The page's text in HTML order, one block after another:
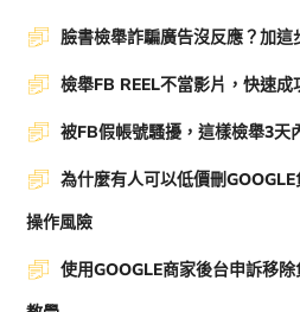
臉書檢舉詐騙廣告沒反應？加這
檢舉FB REEL不當影片，快速
被FB假帳號騷擾，這樣檢舉3天
為什麼有人可以低價刪
操作風險
使用GOOGLE商家後台申訴移